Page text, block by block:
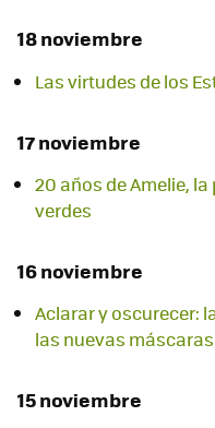
18 noviembre
Las virtudes de los
17 noviembre
20 años de Amelie,
verdes
16 noviembre
Aclarar y oscurecer:
las nuevas
15 noviembre